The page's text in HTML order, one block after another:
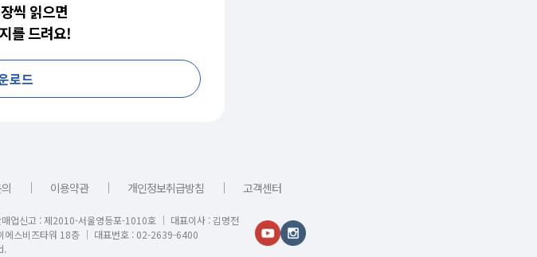
씩 읽으면
를 드려요!
로드
｜ 이용약관 ｜ 개인정보취급방침 ｜ 고객센터
업신고 : 제2010-서울영등포-1010호 │ 대표이사 : 김명전
에스비즈타워 18층 │ 대표번호 : 02-2639-6400